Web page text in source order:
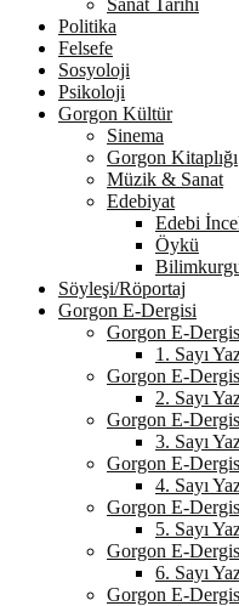
Sanat Tarihi
Politika
Felsefe
Sosyoloji
Psikoloji
Gorgon Kültür
Sinema
Gorgon Kitaplığı
Müzik & Sanat
Edebiyat
Edebi
Öykü
Söyleşi/Röportaj
Gorgon E-Dergisi
Gorgon E-
1. Sayı
Gorgon E-
2. Sayı
Gorgon E-
3. Sayı
Gorgon E-
4. Sayı
Gorgon E-
5. Sayı
Gorgon E-
6. Sayı
Gorgon E-